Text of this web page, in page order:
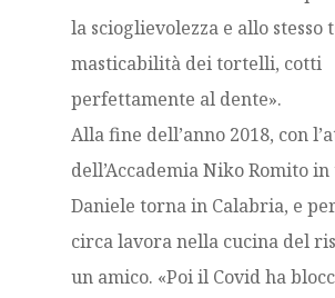
la scioglievolezza e allo stesso
masticabilità dei tortelli, cotti
perfettamente al dente».
Alla fine dell’anno 2018, con
dell’Accademia Niko Romito in
Daniele torna in Calabria, e
circa lavora nella cucina del
un amico. «Poi il Covid ha